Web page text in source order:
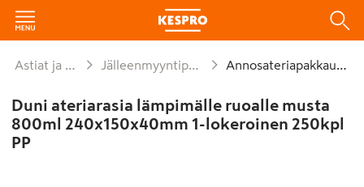
Astiat ja kattaus Jälleenmyyntipakkaukset Annosateriapakkaukset
Duni ateriarasia lämpimälle ruoalle musta
800ml 240x150x40mm 1-lokeroinen 250kpl
PP